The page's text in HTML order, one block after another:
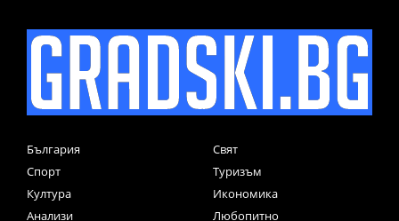
България
Свят
Спорт
Туризъм
Култура
Икономика
Анализи
Любопитно